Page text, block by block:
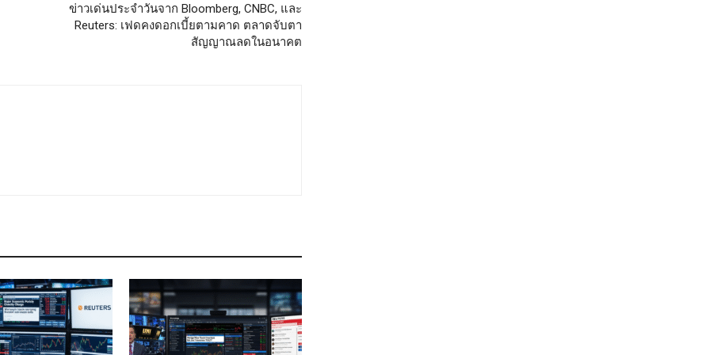
ข่าวเด่นประจำวันจาก Bloomberg, CNBC, และ
Reuters: เฟดคงดอกเบี้ยตามคาด ตลาดจับตา
สัญญาณลดในอนาคต